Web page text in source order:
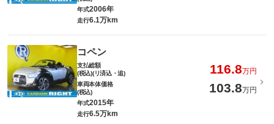
年式2006年
走行6.1万km
コペン
支払総額
(税込)(リ済込・追)
116.8万円
車両本体価格
(税込)
103.8万円
年式2015年
走行6.5万km